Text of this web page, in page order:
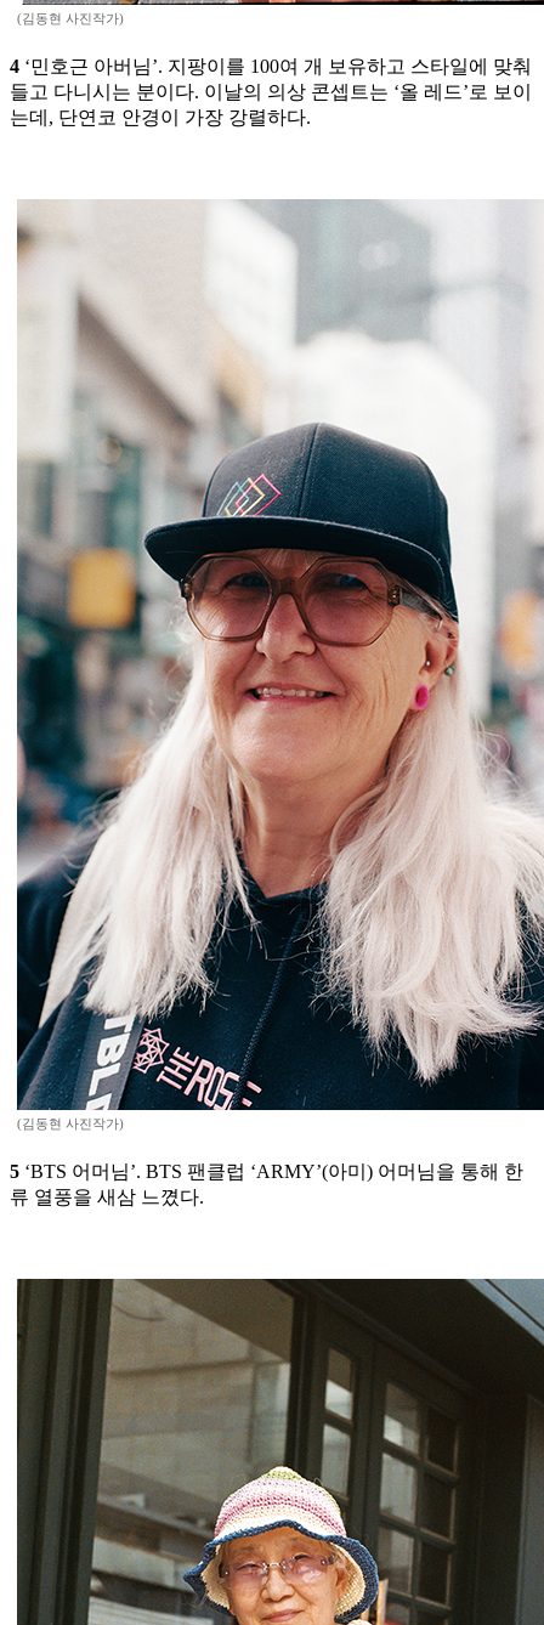
(김동현 사진작가)
4 ‘민호근 아버님’. 지팡이를 100여 개 보유하고 스타일에 맞춰
들고 다니시는 분이다. 이날의 의상 콘셉트는 ‘올 레드’로 보이
는데, 단연코 안경이 가장 강렬하다.
(김동현 사진작가)
5 ‘BTS 어머님’. BTS 팬클럽 ‘ARMY’(아미) 어머님을 통해 한
류 열풍을 새삼 느꼈다.